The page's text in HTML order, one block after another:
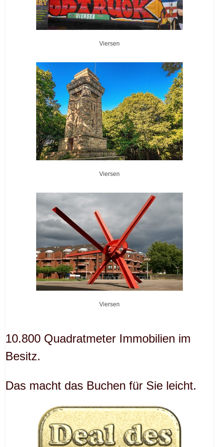
Viersen
Viersen
Viersen
10.800 Quadratmeter Immobilien im
Besitz.
Das macht das Buchen für Sie leicht.